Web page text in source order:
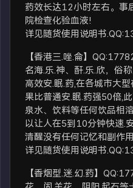
药效长达12小时左右。事
院检查化验血液!
详见随货使用说明书
【香港三.唑.侖】
名海.乐.神、酐.乐.欣，俗
高效安.眠.药,在各城市大
果比普通安.眠.药强50倍,
泉水、饮料等任何饮品相
以让人在5到10分钟快速.
清醒没有任何记忆和副作用
详见随货使用说明书
【香烟型.迷.幻.药】